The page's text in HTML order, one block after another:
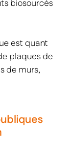
biosourcés
est quant
plaques de
de murs,